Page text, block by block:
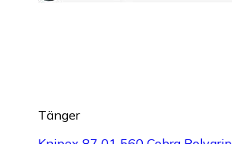
Tänger